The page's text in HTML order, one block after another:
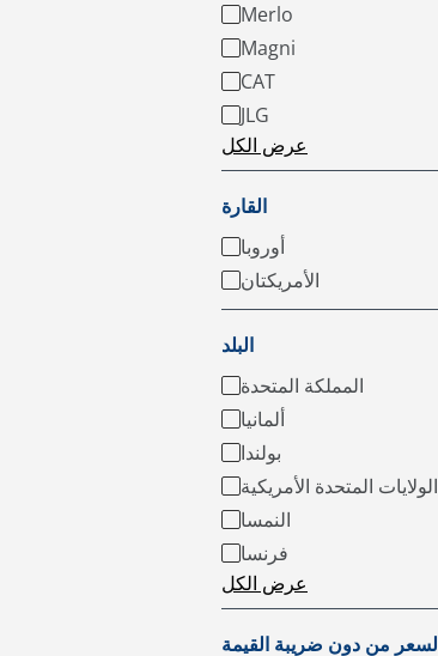
Merlo
Magni
CAT
JLG
عرض الكل
القارة
أوروبا
الأمريكتان
البلد
المملكة المتحدة
ألمانيا
بولندا
الولايات المتحدة الأمريكية
النمسا
فرنسا
عرض الكل
السعر من دون ضريبة القيمة